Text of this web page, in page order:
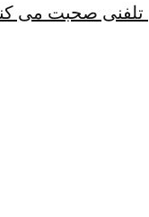
تلفنی صحبت می